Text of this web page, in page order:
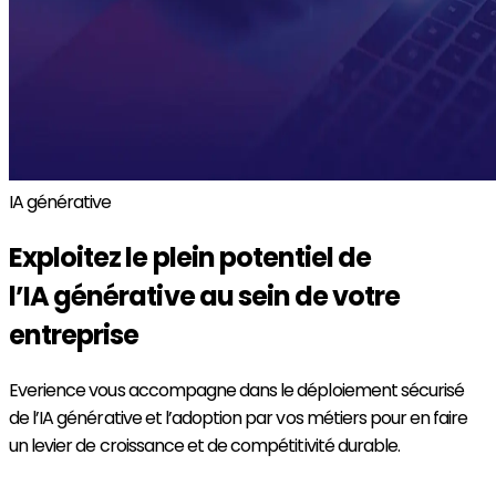
IA générative
Exploitez le plein potentiel de
l’IA générativeau sein de votre
entreprise
Everience vous accompagne dans le déploiement sécurisé
de l’IA générative et l’adoption par vos métiers pour en faire
un levier de croissance et de compétitivité durable.